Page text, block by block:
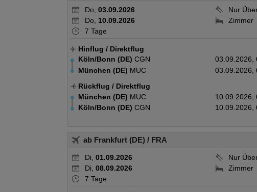
Do, 03.09.2026
Do, 10.09.2026
7 Tage
Nur
Zimmer
Hinflug / Direktflug
Köln/Bonn (DE) CGN 03.09.2026,
München (DE) MUC 03.09.2026,
Rückflug / Direktflug
München (DE) MUC 10.09.2026,
Köln/Bonn (DE) CGN 10.09.2026,
ab Frankfurt (DE) / FRA
Di, 01.09.2026
Di, 08.09.2026
7 Tage
Nur
Zimmer